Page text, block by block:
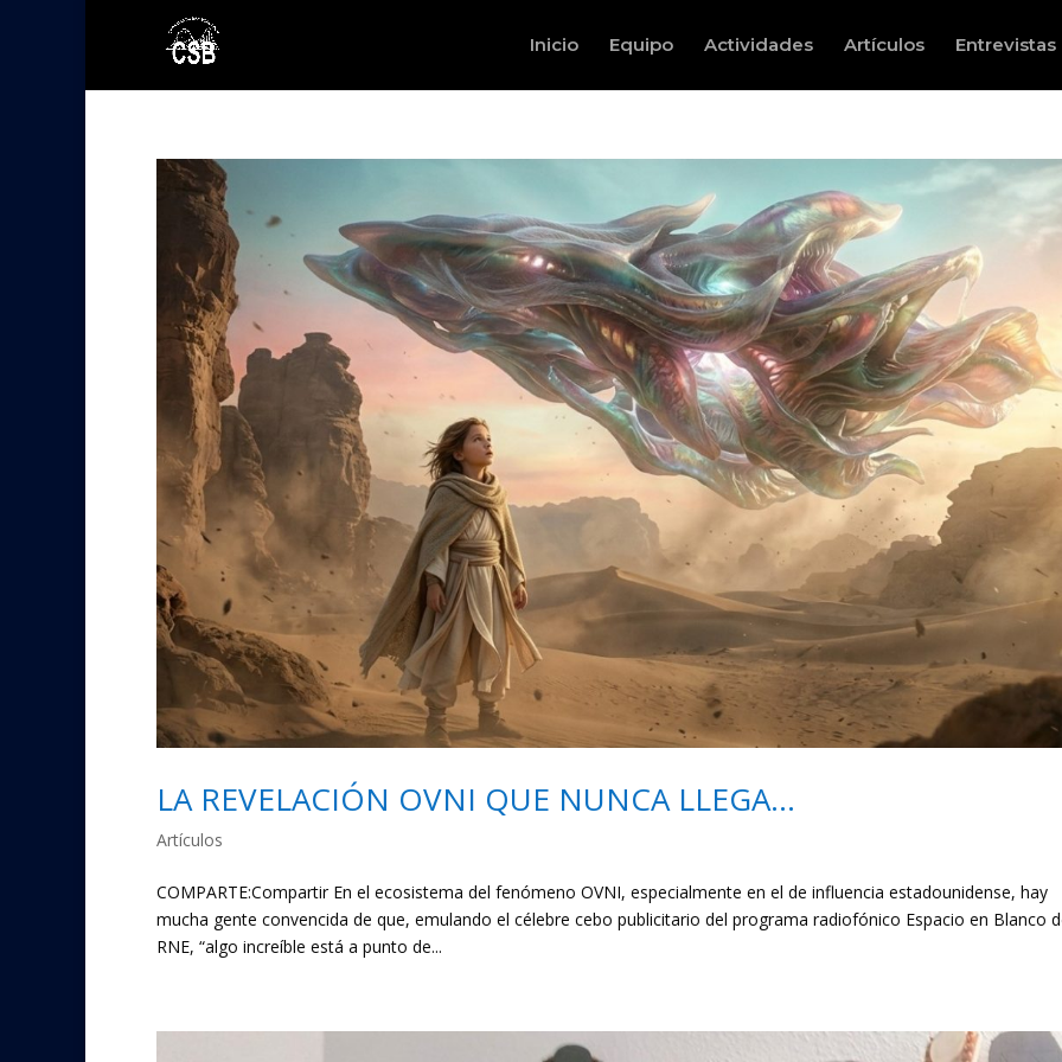
Inicio Equipo Actividades Artículos Entrevistas
LA REVELACIÓN OVNI QUE NUNCA LLEGA…
Artículos
COMPARTE:Compartir En el ecosistema del fenómeno OVNI, especialmente en el de influencia estadounidense, hay
mucha gente convencida de que, emulando el célebre cebo publicitario del programa radiofónico Espacio en Blanco
RNE, “algo increíble está a punto de...